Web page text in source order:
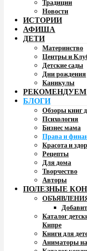
Традиции
Новости
ИСТОРИИ
АФИША
ДЕТИ
Материнство
Центры и
Детские сады
Дни рождения
Каникулы
РЕКОМЕНДУЕМ
БЛОГИ
Обзоры книг
Психология
Бизнес мама
Права и
Красота и
Рецепты
Для дома
Творчество
Авторы
ПОЛЕЗНЫЕ
Каталог
Кипре
Книги для
Аниматоры